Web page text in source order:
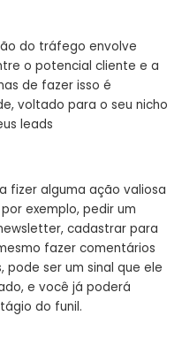
do tráfego envolve
o potencial cliente e a
de fazer isso é
voltado para o seu nicho
leads
fizer alguma ação valiosa
exemplo, pedir um
cadastrar para
fazer comentários
pode ser um sinal que ele
e você já poderá
do funil.